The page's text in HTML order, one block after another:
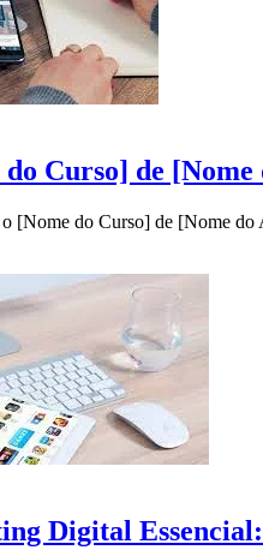
Curso] de
[Nome do Curso] de [Nome do
Digital